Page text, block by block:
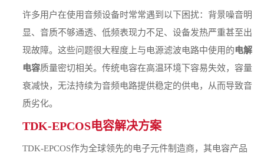
许多用户在使用音频设备时常常遇到以下困扰：背景噪音明
显、音质不够通透、低频表现力不足、设备发热严重甚至出
现故障。这些问题很大程度上与电源滤波电路中使用的电解
电容质量密切相关。传统电容在高温环境下容易失效，容量
衰减快，无法持续为音频电路提供稳定的供电，从而导致音
质劣化。
TDK-EPCOS电容解决方案
TDK-EPCOS作为全球领先的电子元件制造商，其电容产品